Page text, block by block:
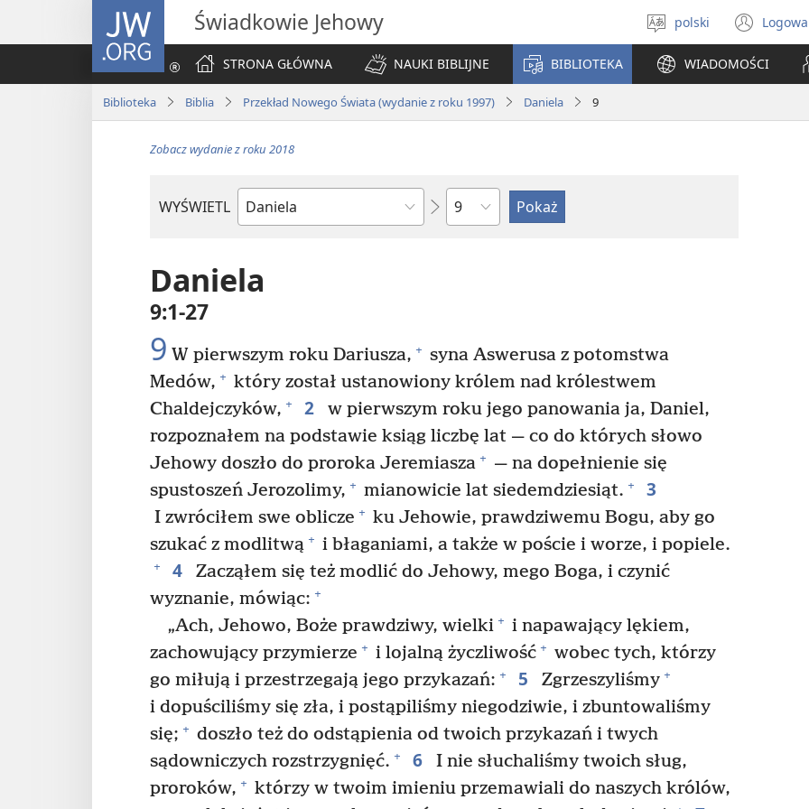
JW.ORG Świadkowie Jehowy
Wybór
języka
polski
new
STRONA GŁÓWNA
NAUKI BIBLIJNE BIBLIOTEKA WIADOMOŚCI
Biblioteka Biblia Przekład Nowego Świata (wydanie z roku 1997) Daniela 9
Zobacz wydanie z roku 2018
WYŚWIETL
według
biblijnych
według
rozdziałów
Daniela
9:1-27
9 W pierwszym roku Dariusza, + syna Aswerusa z potomstwa
Medów, + który został ustanowiony królem nad królestwem
Chaldejczyków, + 2
w pierwszym roku jego panowania ja, Daniel,
rozpoznałem na podstawie ksiąg liczbę lat — co do których słowo
Jehowy doszło do proroka Jeremiasza + — na dopełnienie się
spustoszeń Jerozolimy, + mianowicie lat siedemdziesiąt. + 3
I zwróciłem swe oblicze + ku Jehowie, prawdziwemu Bogu, aby go
szukać z modlitwą + i błaganiami, a także w poście i worze, i popiele.
+ 4
Zacząłem się też modlić do Jehowy, mego Boga, i czynić
wyznanie, mówiąc: +
„Ach, Jehowo, Boże prawdziwy, wielki + i napawający lękiem,
zachowujący przymierze + i lojalną życzliwość + wobec tych, którzy
go miłują i przestrzegają jego przykazań: + 5 Zgrzeszyliśmy +
i dopuściliśmy się zła, i postąpiliśmy niegodziwie, i zbuntowaliśmy
się; + doszło też do odstąpienia od twoich przykazań i twych
sądowniczych rozstrzygnięć. + 6
I nie słuchaliśmy twoich sług,
proroków, + którzy w twoim imieniu przemawiali do naszych królów,